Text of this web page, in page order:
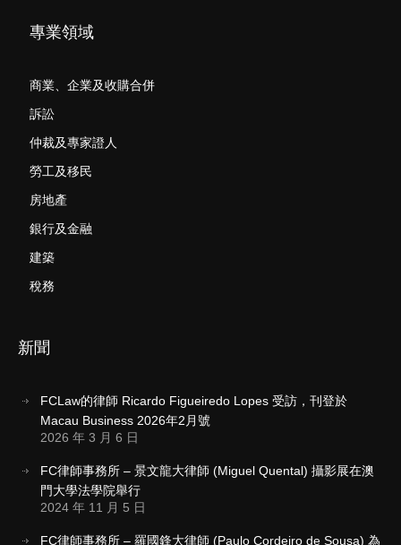
專業領域
商業、企業及收購合併
訴訟
仲裁及專家證人
勞工及移民
房地產
銀行及金融
建築
稅務
新聞
FCLaw的律師 Ricardo Figueiredo Lopes 受訪，刊登於
Macau Business 2026年2月號
2026 年 3 月 6 日
FC律師事務所 – 景文龍大律師 (Miguel Quental) 攝影展在澳
門大學法學院舉行
2024 年 11 月 5 日
FC律師事務所 – 羅國鋒大律師 (Paulo Cordeiro de Sousa) 為